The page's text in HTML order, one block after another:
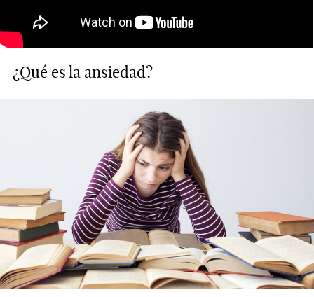
¿Qué es la ansiedad?